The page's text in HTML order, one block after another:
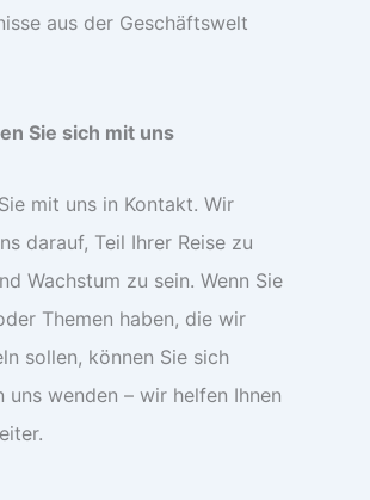
aus der Geschäftswelt
Sie sich mit uns
mit uns in Kontakt. Wir
darauf, Teil Ihrer Reise zu
Wachstum zu sein. Wenn Sie
Themen haben, die wir
sollen, können Sie sich
uns wenden – wir helfen Ihnen